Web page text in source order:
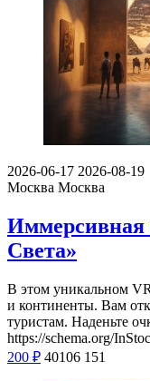
2026-06-17 2026-08-19
Москва Москва
Иммерсивная
Света»
В этом уникальном
и континенты. Вам
туристам. Наденьте
https://schema.org/
200 ₽ 40106 151